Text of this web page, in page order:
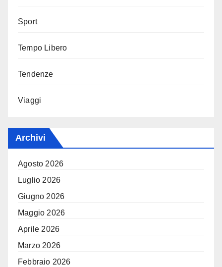
Sport
Tempo Libero
Tendenze
Viaggi
Archivi
Agosto 2026
Luglio 2026
Giugno 2026
Maggio 2026
Aprile 2026
Marzo 2026
Febbraio 2026